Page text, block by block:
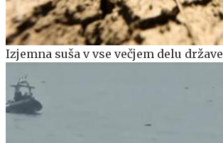
Izjemna suša v vse večjem delu države